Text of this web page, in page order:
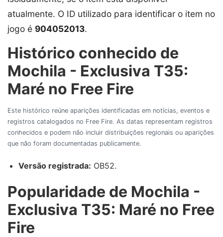
atualmente. O ID utilizado para identificar o item no
jogo é 904052013.
Histórico conhecido de
Mochila - Exclusiva T35:
Maré no Free Fire
Este histórico reúne aparições identificadas em notícias, eventos e
registros catalogados no Free Fire. As datas representam registros
conhecidos e podem não incluir distribuições regionais ou aparições
que não foram documentadas publicamente.
Versão registrada: OB52.
Popularidade de Mochila -
Exclusiva T35: Maré no Free
Fire